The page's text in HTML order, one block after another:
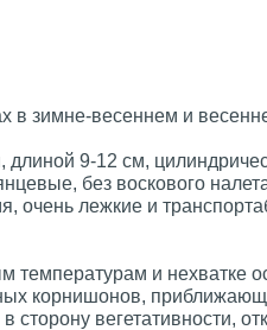
зимне-весеннем и
длиной 9-12 см,
без воскового
очень лежкие и
температурам и нехватке
корнишонов,
вегетативности,